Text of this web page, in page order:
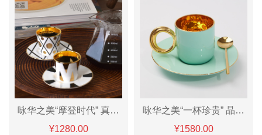
咏华之美“摩登时代” 真金双只杯碟套组A款/B款
¥1280.00
咏华之美“一杯珍贵” 晶彩咖啡杯
¥1580.00